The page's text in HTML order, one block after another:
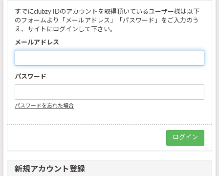
すでにclubzy IDのアカウントを取得頂いているユーザー様は以下
のフォームより「メールアドレス」「パスワード」をご入力のう
え、サイトにログインして下さい。
メールアドレス
パスワード
パスワードを忘れた場合
新規アカウント登録